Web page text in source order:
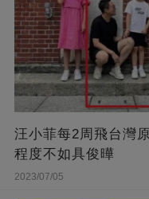
汪小菲每2周飛台灣
程度不如具俊曄
2023/07/05